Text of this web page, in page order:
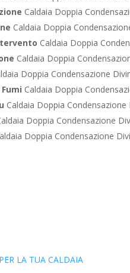
Caldaia Doppia
Caldaia Doppia
Caldaia Doppia
Caldaia Doppia
Doppia Condensazione
Caldaia Doppia
Caldaia Doppia
Doppia Condensazione
Doppia Condensazione
LA TUA CALDAIA